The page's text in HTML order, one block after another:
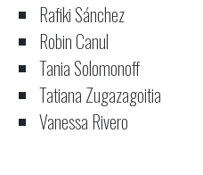
Rafiki Sánchez
Robin Canul
Tania Solomonoff
Tatiana Zugazagoitia
Vanessa Rivero